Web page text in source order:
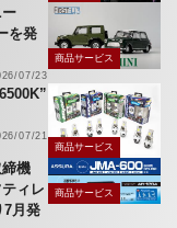
を発
07/23
商品サービス
07/21
商品サービス
機
ィレ
7月発
商品サービス